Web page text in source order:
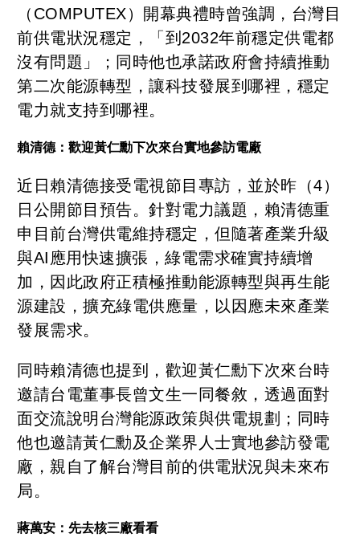
（COMPUTEX）開幕典禮時曾強調，台灣目
前供電狀況穩定，「到2032年前穩定供電都
沒有問題」；同時他也承諾政府會持續推動
第二次能源轉型，讓科技發展到哪裡，穩定
電力就支持到哪裡。
賴清德：歡迎黃仁勳下次來台實地參訪電廠
近日賴清德接受電視節目專訪，並於昨（4）
日公開節目預告。針對電力議題，賴清德重
申目前台灣供電維持穩定，但隨著產業升級
與AI應用快速擴張，綠電需求確實持續增
加，因此政府正積極推動能源轉型與再生能
源建設，擴充綠電供應量，以因應未來產業
發展需求。
同時賴清德也提到，歡迎黃仁勳下次來台時
邀請台電董事長曾文生一同餐敘，透過面對
面交流說明台灣能源政策與供電規劃；同時
他也邀請黃仁勳及企業界人士實地參訪發電
廠，親自了解台灣目前的供電狀況與未來布
局。
蔣萬安：先去核三廠看看